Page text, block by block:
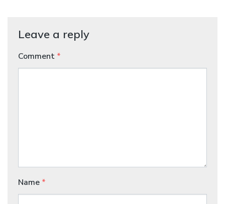
Leave a reply
Comment *
Name *